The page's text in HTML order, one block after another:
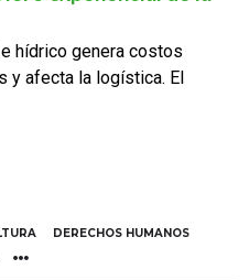
hídrico genera costos
y afecta la logística. El
DERECHOS HUMANOS